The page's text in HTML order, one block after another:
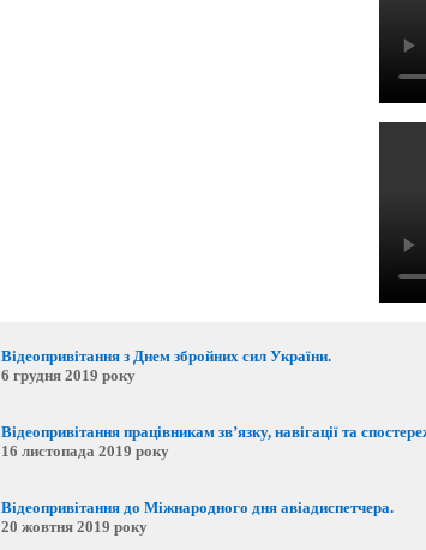
Відеопривітання з Днем збройних сил України.
6 грудня 2019 року
Відеопривітання працівникам зв’язку, навігації та
16 листопада 2019 року
Відеопривітання до Міжнародного дня авіадиспетчера.
20 жовтня 2019 року